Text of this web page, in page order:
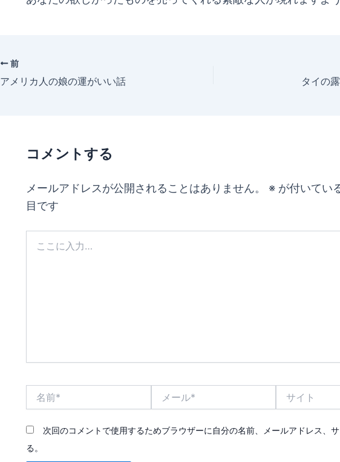
前
アメリカ人の娘の運がいい話 タイの
コメントする
メールアドレスが公開されることはありません。 ※ が付いてい
目です
*
次回のコメントで使用するためブラウザーに自分の名前、メールアドレス、
る。